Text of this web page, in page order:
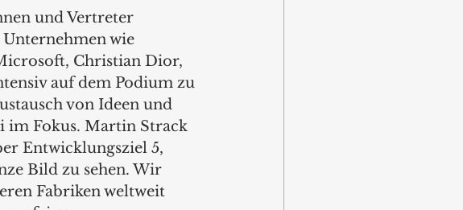
und Vertreter
wie
Christian Dior,
auf dem Podium zu
von Ideen und
im Fokus. Martin Strack
Entwicklungsziel 5,
Bild zu sehen. Wir
Fabriken weltweit